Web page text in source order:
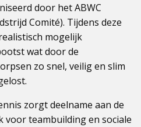
door het ABWC
Comité). Tijdens deze
mogelijk
wat door de
zo snel, veilig en slim
zorgt deelname aan de
voor teambuilding en sociale